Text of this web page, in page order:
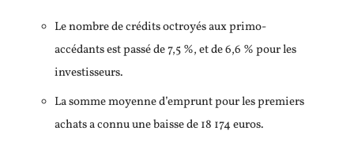
Le nombre de crédits octroyés aux primo-
accédants est passé de 7,5 %, et de 6,6 % pour les
investisseurs.
La somme moyenne d’emprunt pour les premiers
achats a connu une baisse de 18 174 euros.